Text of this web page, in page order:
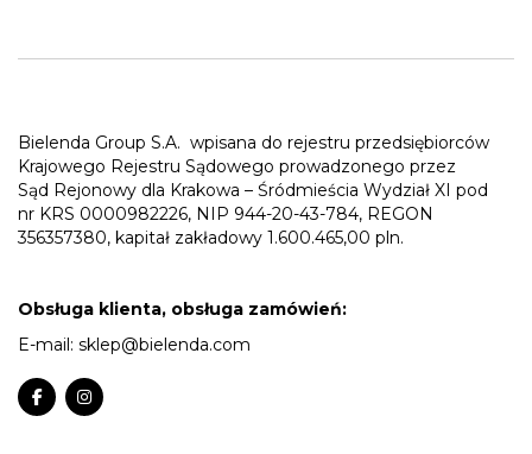
Bielenda Group S.A. wpisana do rejestru przedsiębiorców
Krajowego Rejestru Sądowego prowadzonego przez
Sąd Rejonowy dla Krakowa – Śródmieścia Wydział XI pod
nr KRS 0000982226, NIP 944-20-43-784, REGON
356357380, kapitał zakładowy 1.600.465,00 pln.
Obsługa klienta, obsługa zamówień:
E-mail: sklep@bielenda.com